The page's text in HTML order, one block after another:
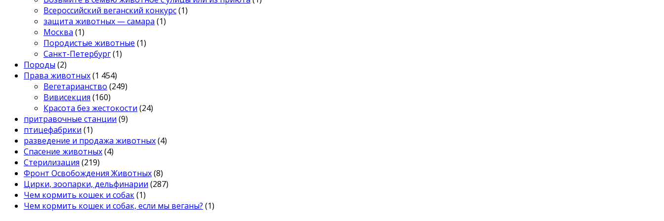
Всероссийский веганский конкурс(1)
защита животных — самара (1)
Москва (1)
Породистые животные (1)
Санкт-Петербург(1)
Породы (2)
Права животных(1 454)
Вегетарианство (249)
Вивисекция (160)
Красота без жестокости (24)
притравочные станции (9)
птицефабрики (1)
разведение и продажа животных(4)
Спасение животных(4)
Стерилизация (219)
Фронт Освобождения Животных(8)
Цирки, зоопарки, дельфинарии (287)
Чем кормить кошек и собак(1)
Чем кормить кошек и собак, если мы веганы? (1)